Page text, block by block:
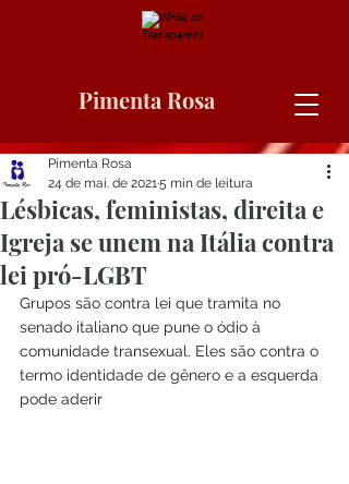
Pimenta Rosa
Lésbicas, feministas, direita e
Igreja se unem na Itália contra
lei pró-LGBT
Pimenta Rosa
24 de mai. de 20215 min de leitura
Grupos são contra lei que tramita no
senado italiano que pune o ódio à
comunidade transexual. Eles são contra o
termo identidade de gênero e a esquerda